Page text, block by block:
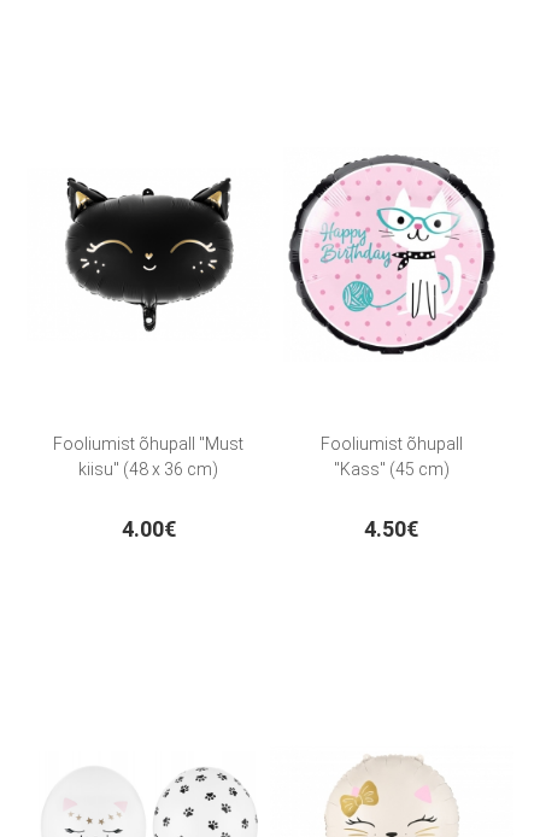
Fooliumist õhupall "Must
kiisu" (48 x 36 cm)
4.00€
Fooliumist õhupall
"Kass" (45 cm)
4.50€